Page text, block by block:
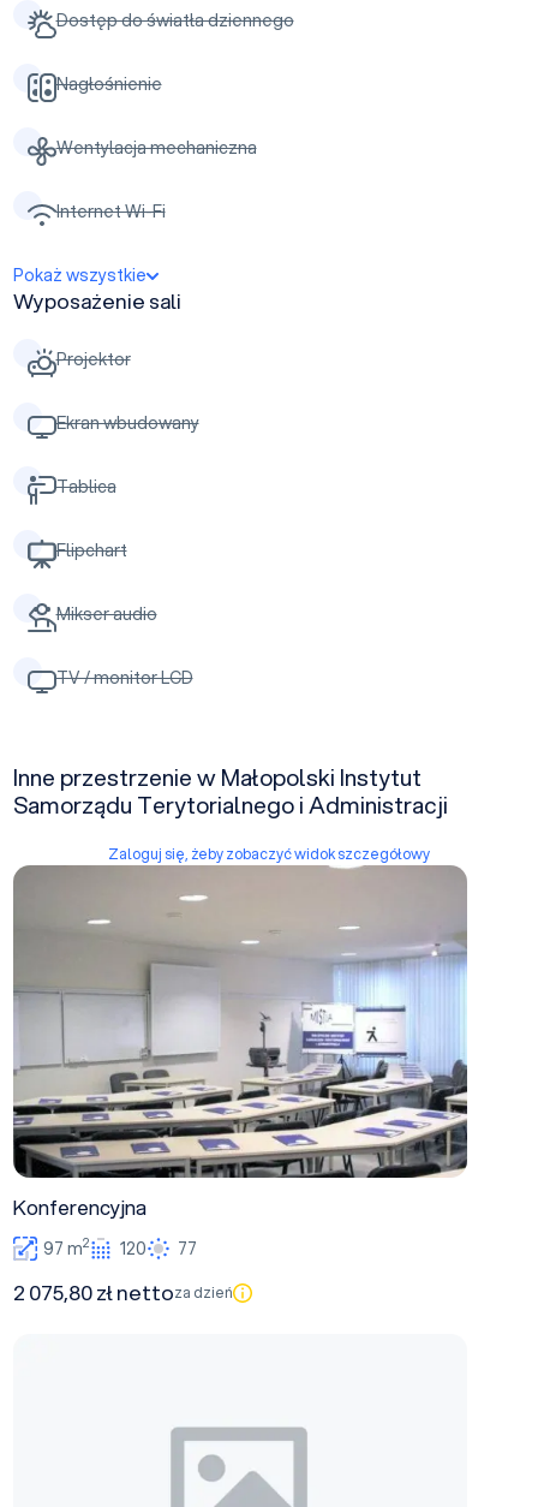
Dostęp do światła dziennego
Nagłośnienie
Wentylacja mechaniczna
Internet Wi-Fi
Pokaż wszystkie
Wyposażenie sali
Projektor
Ekran wbudowany
Tablica
Flipchart
Mikser audio
TV / monitor LCD
Inne przestrzenie w Małopolski Instytut
Samorządu Terytorialnego i Administracji
Zaloguj się, żeby zobaczyć widok szczegółowy
Konferencyjna
97 m2 120 77
2 075,80 zł nettoza dzień